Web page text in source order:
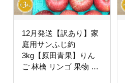
12月発送【訳あり】家
庭用サンふじ約
3kg【原田青果】りん
ご 林檎 リンゴ 果物 く